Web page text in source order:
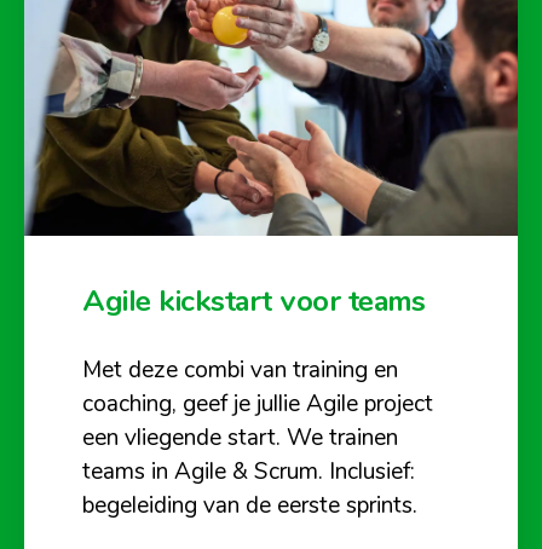
Agile kickstart voor teams
Met deze combi van training en
coaching, geef je jullie Agile project
een vliegende start. We trainen
teams in Agile & Scrum. Inclusief:
begeleiding van de eerste sprints.